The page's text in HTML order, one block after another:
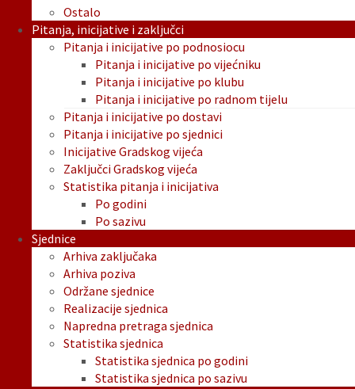
Ostalo
Pitanja, inicijative i zaključci
Pitanja i inicijative po podnosiocu
Pitanja i inicijative po vijećniku
Pitanja i inicijative po klubu
Pitanja i inicijative po radnom tijelu
Pitanja i inicijative po dostavi
Pitanja i inicijative po sjednici
Inicijative Gradskog vijeća
Zaključci Gradskog vijeća
Statistika pitanja i inicijativa
Po godini
Po sazivu
Sjednice
Arhiva zaključaka
Arhiva poziva
Održane sjednice
Realizacije sjednica
Napredna pretraga sjednica
Statistika sjednica
Statistika sjednica po godini
Statistika sjednica po sazivu